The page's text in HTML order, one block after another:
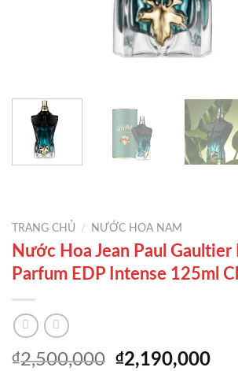
TRANG CHỦ / NƯỚC HOA NAM
Nước Hoa Jean Paul Gaultier
Parfum EDP Intense 125ml
₫2,500,000 Giá
₫2,190,000Giá